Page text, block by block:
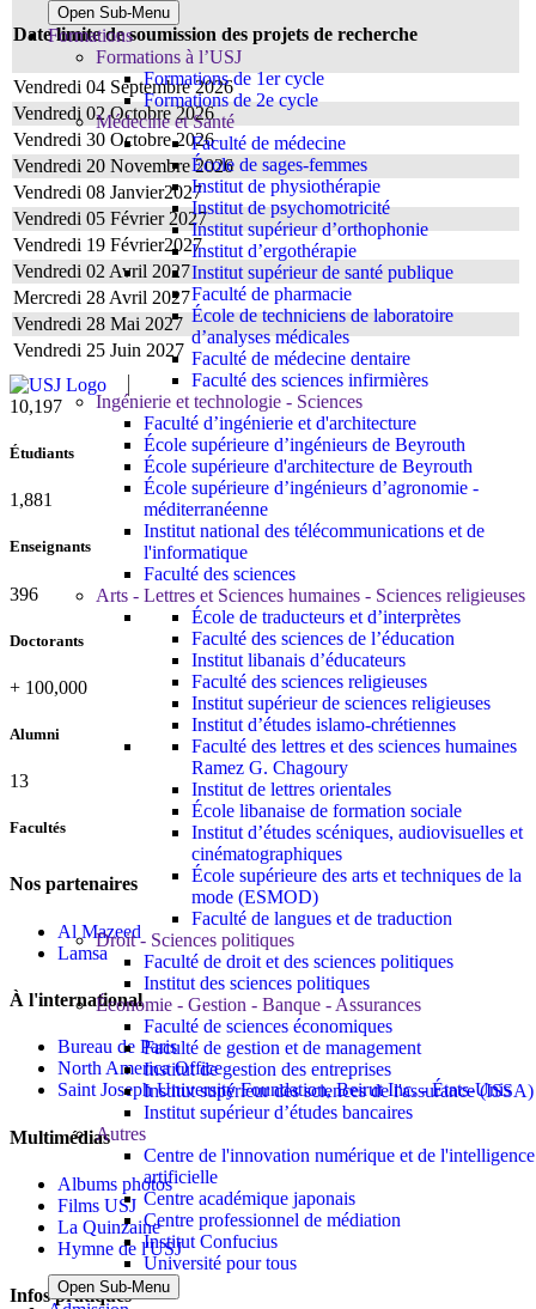
Open Sub-Menu
Formations
Formations à l’USJ
Formations de 1er cycle
Formations de 2e cycle
Médecine et Santé
Faculté de médecine
École de sages-femmes
Institut de physiothérapie
Institut de psychomotricité
Institut supérieur d’orthophonie
Institut d’ergothérapie
Institut supérieur de santé publique
Faculté de pharmacie
École de techniciens de laboratoire
d’analyses médicales
Faculté de médecine dentaire
Faculté des sciences infirmières
Ingénierie et technologie - Sciences
Faculté d’ingénierie et d'architecture
École supérieure d’ingénieurs de Beyrouth
École supérieure d'architecture de Beyrouth
École supérieure d’ingénieurs d’agronomie -
méditerranéenne
Institut national des télécommunications et de
l'informatique
Faculté des sciences
Arts - Lettres et Sciences humaines - Sciences religieuses
École de traducteurs et d’interprètes
Faculté des sciences de l’éducation
Institut libanais d’éducateurs
Faculté des sciences religieuses
Institut supérieur de sciences religieuses
Institut d’études islamo-chrétiennes
Faculté des lettres et des sciences humaines
Ramez G. Chagoury
Institut de lettres orientales
École libanaise de formation sociale
Institut d’études scéniques, audiovisuelles et
cinématographiques
École supérieure des arts et techniques de la
mode (ESMOD)
Faculté de langues et de traduction
Droit - Sciences politiques
Faculté de droit et des sciences politiques
Institut des sciences politiques
Économie - Gestion - Banque - Assurances
Faculté de sciences économiques
Faculté de gestion et de management
Institut de gestion des entreprises
Institut supérieur des sciences de l'assurance (ISSA)
Institut supérieur d’études bancaires
Autres
Centre de l'innovation numérique et de l'intelligence
artificielle
Centre académique japonais
Centre professionnel de médiation
Institut Confucius
Université pour tous
Open Sub-Menu
Date limite de soumission des projets de recherche
Vendredi 04 Septembre 2026
Vendredi 02 Octobre 2026
Vendredi 30 Octobre 2026
Vendredi 20 Novembre 2026
Vendredi 08 Janvier2027
Vendredi 05 Février 2027
Vendredi 19 Février2027
Vendredi 02 Avril 2027
Mercredi 28 Avril 2027
Vendredi 28 Mai 2027
Vendredi 25 Juin 2027
10,815
Étudiants
1,995
Enseignants
420
Doctorants
+ 100,000
Alumni
13
Facultés
Nos partenaires
Al Mazeed
Lamsa
À l'international
Bureau de Paris
North America Office
Saint Joseph University Foundation, Beirut Inc. - États-Unis
Multimédias
Albums photos
Films USJ
La Quinzaine
Hymne de l'USJ
Infos pratiques